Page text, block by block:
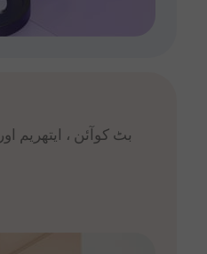
بٹ کوآئن ، ایتھریم